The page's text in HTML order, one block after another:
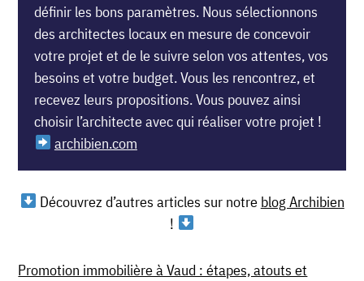
définir les bons paramètres. Nous sélectionnons
des architectes locaux en mesure de concevoir
votre projet et de le suivre selon vos attentes, vos
besoins et votre budget. Vous les rencontrez, et
recevez leurs propositions. Vous pouvez ainsi
choisir l’architecte avec qui réaliser votre projet !
archibien.com
Découvrez d’autres articles sur notre blog Archibien
!
Promotion immobilière à Vaud : étapes, atouts et